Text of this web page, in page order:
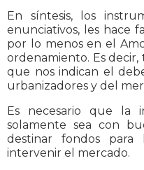
En síntesis, los
enunciativos, les hace
por lo menos en el
ordenamiento. Es
que nos indican el
urbanizadores y del
Es necesario que la
solamente sea con
destinar fondos para
intervenir el mercado.